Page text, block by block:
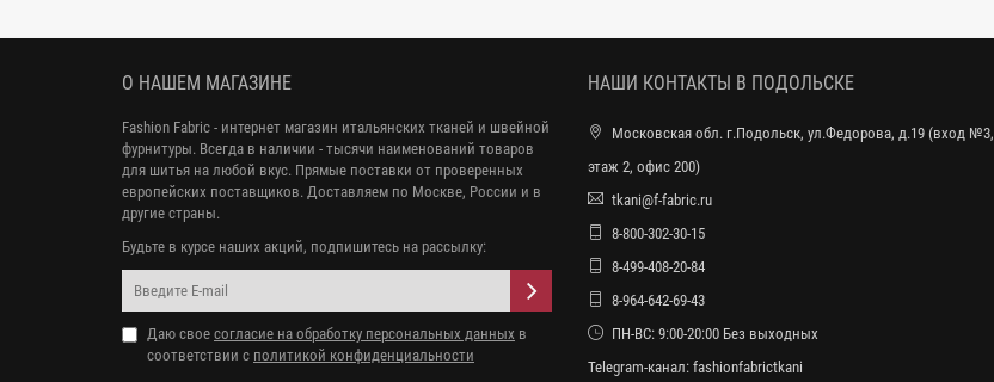
О НАШЕМ МАГАЗИНЕ
Fashion Fabric - интернет магазин итальянских тканей и швейной
фурнитуры. Всегда в наличии - тысячи наименований товаров
для шитья на любой вкус. Прямые поставки от проверенных
европейских поставщиков. Доставляем по Москве, России и в
другие страны.
Будьте в курсе наших акций, подпишитесь на рассылку:
Даю свое согласие на обработку персональных данных в
соответствии с политикой конфиденциальности
НАШИ КОНТАКТЫ В ПОДОЛЬСКЕ
Московская обл. г.Подольск, ул.Федорова, д.19 (вход №3,
этаж 2, офис 200)
tkani@f-fabric.ru
8-800-302-30-15
8-499-408-20-84
8-964-642-69-43
ПН-ВС: 9:00-20:00 Без выходных
Telegram-канал: fashionfabrictkani